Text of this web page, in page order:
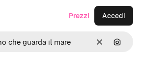
CancellaCerca
Prezzi Accedi